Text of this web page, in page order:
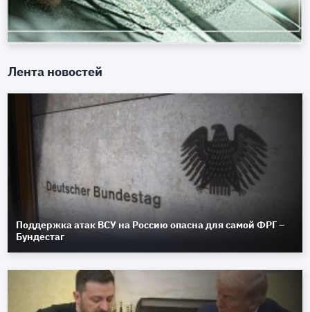
Лента новостей
Поддержка атак ВСУ на Россию опасна для самой ФРГ –
Бундестаг